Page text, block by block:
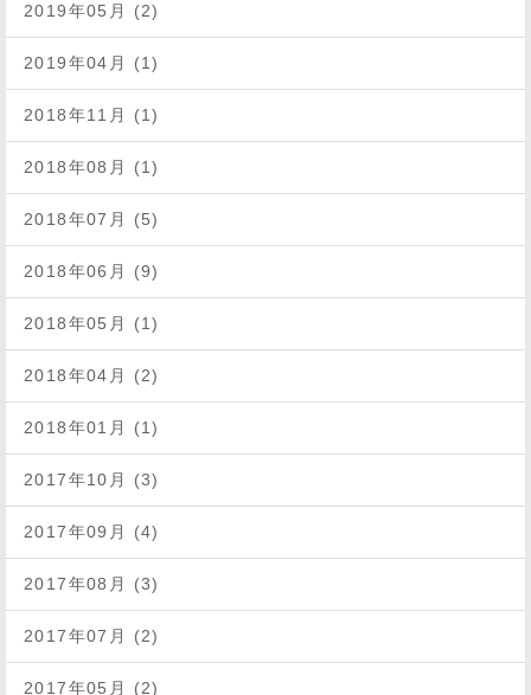
2019年05月 (2)
2019年04月 (1)
2018年11月 (1)
2018年08月 (1)
2018年07月 (5)
2018年06月 (9)
2018年05月 (1)
2018年04月 (2)
2018年01月 (1)
2017年10月 (3)
2017年09月 (4)
2017年08月 (3)
2017年07月 (2)
2017年05月 (2)